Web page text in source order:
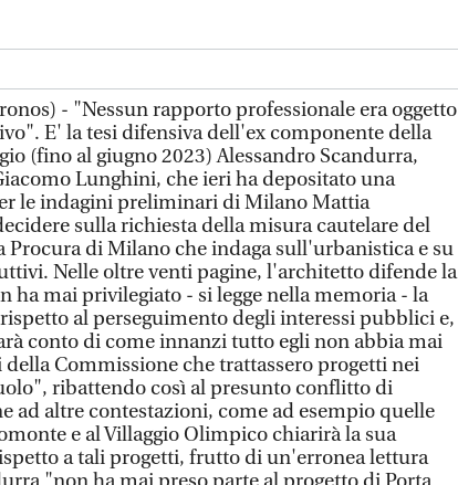
- "Nessun rapporto professionale era oggetto
E' la tesi difensiva dell'ex componente della
(fino al giugno 2023) Alessandro Scandurra,
Lunghini, che ieri ha depositato una
le indagini preliminari di Milano Mattia
sulla richiesta della misura cautelare del
Procura di Milano che indaga sull'urbanistica e su
Nelle oltre venti pagine, l'architetto difende la
ha mai privilegiato - si legge nella memoria - la
al perseguimento degli interessi pubblici e,
conto di come innanzi tutto egli non abbia mai
Commissione che trattassero progetti nei
ribattendo così al presunto conflitto di
ad altre contestazioni, come ad esempio quelle
e al Villaggio Olimpico chiarirà la sua
a tali progetti, frutto di un'erronea lettura